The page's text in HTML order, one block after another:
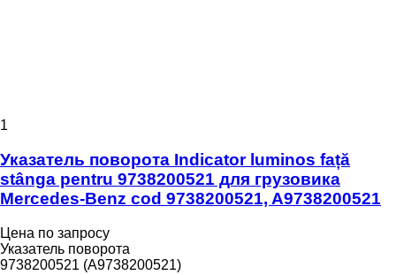
1
Указатель поворота Indicator luminos față
stânga pentru 9738200521 для грузовика
Mercedes-Benz cod 9738200521, A9738200521
Цена по запросу
Указатель поворота
9738200521 (A9738200521)